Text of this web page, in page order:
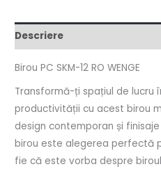
Descriere
Birou PC SKM-12 RO WENGE
Transformă-ți spațiul de lucru
productivității cu acest birou
design contemporan și
birou este alegerea perfectă
fie că este vorba despre